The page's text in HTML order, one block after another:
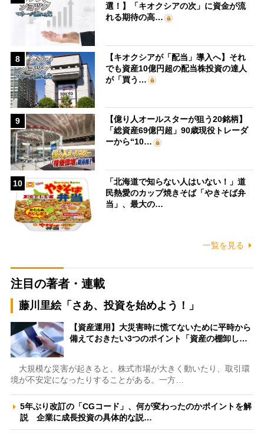
選！】「キオクシアの次」に資金が流
れる期待の高…
8
【キオクシアが「配当」導入へ】それ
でも資産10億円超の配当株投資の達人
が「買う…
9
【億り人オールスターが狙う20銘柄】
「総資産69億円超」90歳現役トレーダ
ーから“10…
10
「北海道で知らない人はいない！」道
民熱愛のカップ焼きそば「やきそば弁
当」、最大の…
一覧を見る
注目の著者・連載
藤川里絵「さあ、投資を始めよう！」
【資産運用】大災害時に慌てないために平時から
備えておきたい3つのポイント「資産の棚卸し…
大規模な災害が起きると、株式市場が大きく動いたり、取引環
境が不安定になったりすることがある。一方…
5年ぶり改訂の「CGコード」、何が変わったのかポイントを解
説 企業に成長投資の具体的な説…